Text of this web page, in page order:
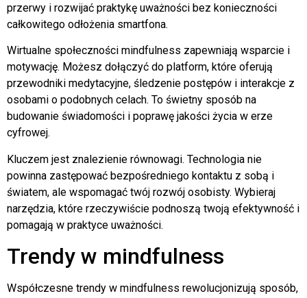
przerwy i rozwijać praktykę uważności bez konieczności
całkowitego odłożenia smartfona.
Wirtualne społeczności mindfulness zapewniają wsparcie i
motywację. Możesz dołączyć do platform, które oferują
przewodniki medytacyjne, śledzenie postępów i interakcje z
osobami o podobnych celach. To świetny sposób na
budowanie świadomości i poprawę jakości życia w erze
cyfrowej.
Kluczem jest znalezienie równowagi. Technologia nie
powinna zastępować bezpośredniego kontaktu z sobą i
światem, ale wspomagać twój rozwój osobisty. Wybieraj
narzędzia, które rzeczywiście podnoszą twoją efektywność i
pomagają w praktyce uważności.
Trendy w mindfulness
Współczesne trendy w mindfulness rewolucjonizują sposób,